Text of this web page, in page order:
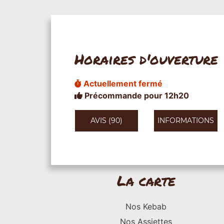
Horaires d'ouverture
Actuellement fermé
Précommande pour 12h20
AVIS (90) INFORMATIONS
La carte
Nos Kebab
Nos Assiettes